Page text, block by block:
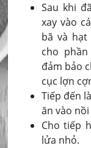
Sau khi
xay vào
bã và hạt
cho
đảm bảo
cục lợn
Tiếp đến
ăn vào
Cho tiếp
lửa nhỏ.